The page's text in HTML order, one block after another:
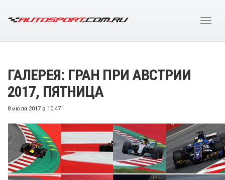
ГАЛЕРЕЯ: ГРАН ПРИ АВСТРИИ
2017, ПЯТНИЦА
8 июля 2017 в 10:47